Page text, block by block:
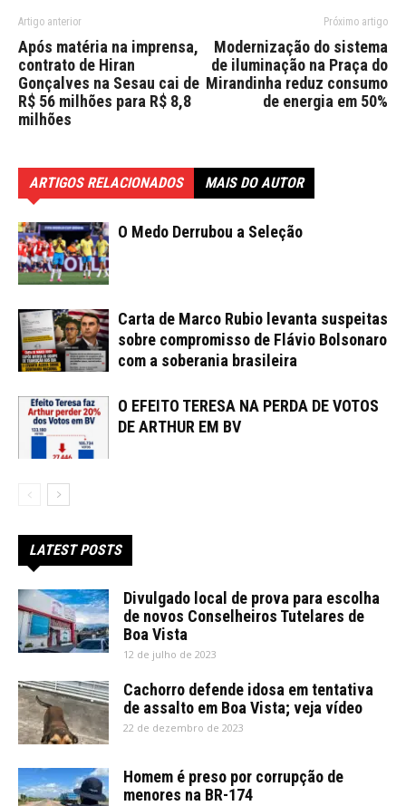
Artigo anterior
Após matéria na imprensa,
contrato de Hiran
Gonçalves na Sesau cai de
R$ 56 milhões para R$ 8,8
milhões
Próximo artigo
Modernização do sistema
de iluminação na Praça do
Mirandinha reduz consumo
de energia em 50%
ARTIGOS RELACIONADOS MAIS DO AUTOR
O Medo Derrubou a Seleção
Carta de Marco Rubio levanta suspeitas
sobre compromisso de Flávio Bolsonaro
com a soberania brasileira
O EFEITO TERESA NA PERDA DE VOTOS
DE ARTHUR EM BV
LATEST POSTS
Divulgado local de prova para escolha
de novos Conselheiros Tutelares de
Boa Vista
12 de julho de 2023
Cachorro defende idosa em tentativa
de assalto em Boa Vista; veja vídeo
22 de dezembro de 2023
Homem é preso por corrupção de
menores na BR-174